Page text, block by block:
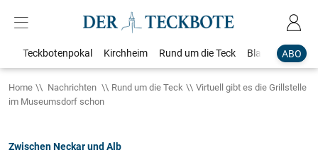
ABO
Teckbotenpokal Kirchheim Rund um die Teck Blaulicht
Home Nachrichten Rund um die Teck
Virtuell gibt es die Grillstelle
im Museumsdorf schon
Zwischen Neckar und Alb